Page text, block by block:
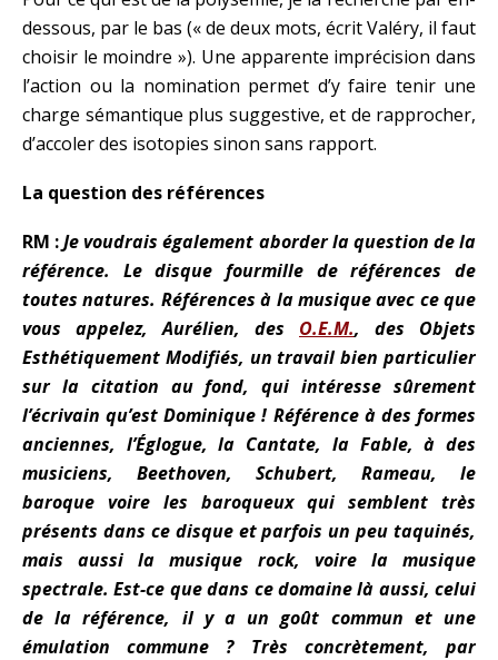
dessous, par le bas (« de deux mots, écrit Valéry, il faut
choisir le moindre »). Une apparente imprécision dans
l’action ou la nomination permet d’y faire tenir une
charge sémantique plus suggestive, et de rapprocher,
d’accoler des isotopies sinon sans rapport.
La question des références
RM :Je voudrais également aborder la question de la
référence. Le disque fourmille de références de
toutes natures. Références à la musique avec ce que
vous appelez, Aurélien, des O.E.M., des Objets
Esthétiquement Modifiés, un travail bien particulier
sur la citation au fond, qui intéresse sûrement
l’écrivain qu’est Dominique ! Référence à des formes
anciennes, l’Églogue, la Cantate, la Fable, à des
musiciens, Beethoven, Schubert, Rameau, le
baroque voire les baroqueux qui semblent très
présents dans ce disque et parfois un peu taquinés,
mais aussi la musique rock, voire la musique
spectrale. Est-ce que dans ce domaine là aussi, celui
de la référence, il y a un goût commun et une
émulation commune ? Très concrètement, par